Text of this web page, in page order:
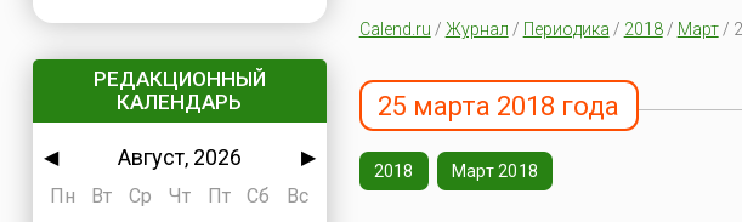
РЕДАКЦИОННЫЙ
КАЛЕНДАРЬ
◀ Август, 2026
▶
Пн
Вт Ср Чт Пт Сб
Вс
Calend.ru / Журнал / Периодика / 2018/ Март/
25 марта 2018 года
2018 Март 2018